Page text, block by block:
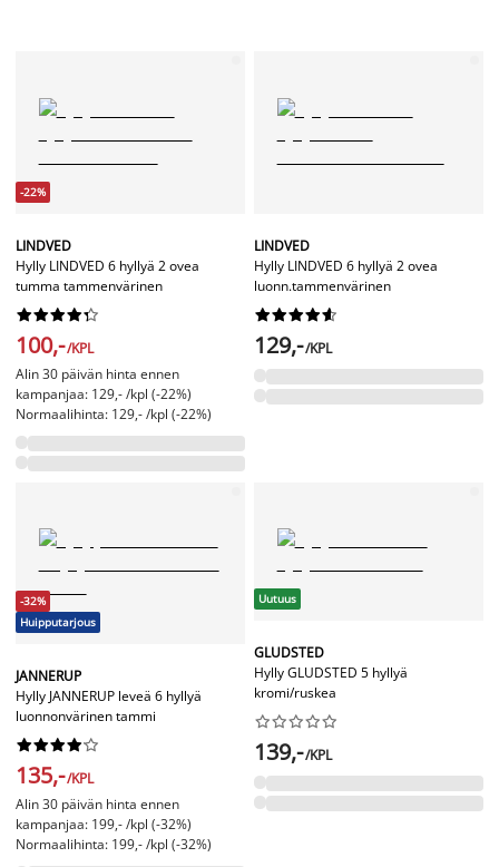
-22%
LINDVED
Hylly LINDVED 6 hyllyä 2 ovea
tumma tammenvärinen






100,-/KPL
Alin 30 päivän hinta ennen
kampanjaa: 129,- /kpl (-22%)
Normaalihinta: 129,- /kpl (-22%)
LINDVED
Hylly LINDVED 6 hyllyä 2 ovea
luonn.tammenvärinen






129,-/KPL
-32%
Huipputarjous
JANNERUP
Hylly JANNERUP leveä 6 hyllyä
luonnonvärinen tammi






135,-/KPL
Alin 30 päivän hinta ennen
kampanjaa: 199,- /kpl (-32%)
Normaalihinta: 199,- /kpl (-32%)
Uutuus
GLUDSTED
Hylly GLUDSTED 5 hyllyä
kromi/ruskea






139,-/KPL